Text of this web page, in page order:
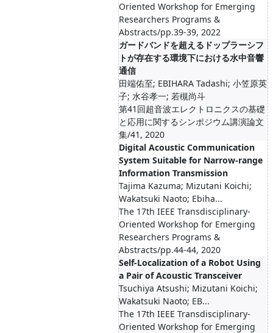
Oriented Workshop for Emerging
Researchers Programs &
Abstracts/pp.39-39, 2022
ガードバンドを超えるドップラーシフ
トが存在する環境下における水中音響
通信
田端佑至; EBIHARA Tadashi; 小笠原英
子; 水谷孝一; 若槻尚斗
第41回超音波エレクトロニクスの基礎
と応用に関するシンポジウム講演論文
集/41, 2020
Digital Acoustic Communication
System Suitable for Narrow-range
Information Transmission
Tajima Kazuma; Mizutani Koichi;
Wakatsuki Naoto; Ebiha...
The 17th IEEE Transdisciplinary-
Oriented Workshop for Emerging
Researchers Programs &
Abstracts/pp.44-44, 2020
Self-Localization of a Robot Using
a Pair of Acoustic Transceiver
Tsuchiya Atsushi; Mizutani Koichi;
Wakatsuki Naoto; EB...
The 17th IEEE Transdisciplinary-
Oriented Workshop for Emerging